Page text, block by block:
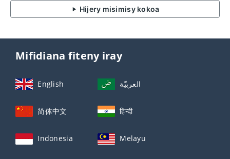
Hijery misimisy kokoa
Mifidiana fiteny iray
English العربيّة
简体中文 हिन्दी
Indonesia Melayu